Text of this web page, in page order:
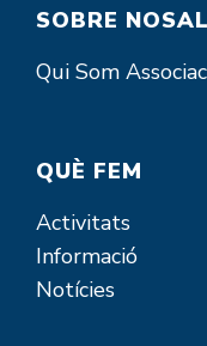
SOBRE
Qui Som
QUÈ FEM
Activitats
Informació
Notícies